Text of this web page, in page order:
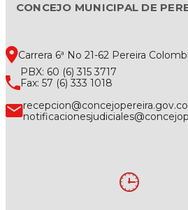
CONCEJO MUNICIPAL DE
Carrera 6ª No 21-62 Pereira
PBX: 60 (6) 315 3717
Fax: 57 (6) 333 1018
recepcion@concejopereira.gov.co